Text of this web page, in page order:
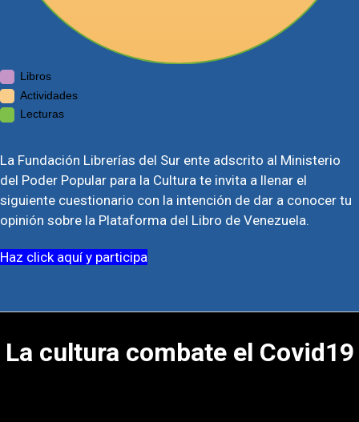
Libros
Actividades
Lecturas
La Fundación Librerías del Sur ente adscrito al Ministerio
del Poder Popular para la Cultura te invita a llenar el
siguiente cuestionario con la intención de dar a conocer tu
opinión sobre la Plataforma del Libro de Venezuela.
Haz click aquí y participa
La cultura combate el Covid19